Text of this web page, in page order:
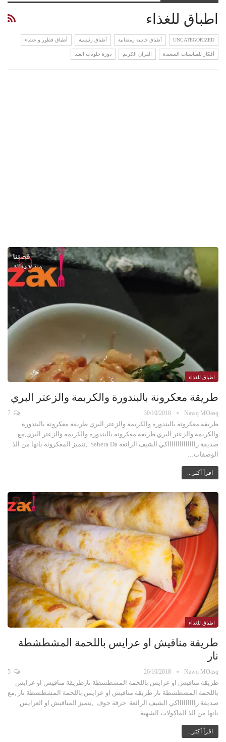
اطباق للغذاء
UNCATEGORIZED أطباق جانبية رمضانية أطباق رئيسية أطباق فطور و عشاء
أفكار للمناسبات السعيدة القران الكريم دورة حلويات العيد
اطباق للغذاء
طريقة معكرونة بالبندورة والكربمة والزعتر البري
Nawq MOasq
30/10/2018
طريقة معكرونة بالبندورة والكربمة والزعتر البري طريقة معكرونة بالبندورة
والكربمة والزعتر البري طريقة معكرونة بالبندورة والكربمة والزعتر البري,مع
صديقة زااااااااااااااكي الشيف الرائعة Sahera Da ,تتميز المعكرونة بانها من الذ
الوصفات…
اقرأ أكثر...
اطباق للغذاء
طريقة مناقيش او عرايس باللحمة المشطشطة
نار
Nawq MOasq
26/10/2018
طريقة مناقيش او عرايس باللحمة المشطشطة نارطريقة مناقيش او عرايس
باللحمة المشطشطة نار طريقة مناقيش او عرايس باللحمة المشطشطة نار ,مع
صديقة زاااااااااكي الشيف الرائعة حرقة جوف ,يتميز المناقيش او العرايس
بانها من الذ الماكولات الشهية…
اقرأ أكثر...